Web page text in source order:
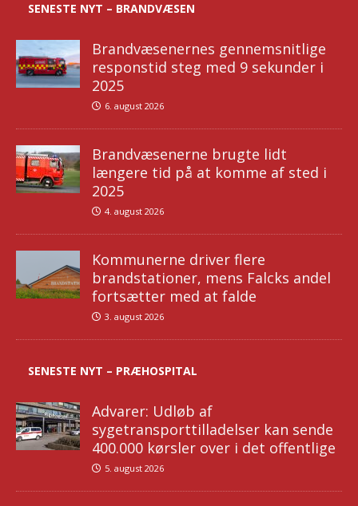
SENESTE NYT – BRANDVÆSEN
Brandvæsenernes gennemsnitlige
responstid steg med 9 sekunder i
2025
6. august 2026
Brandvæsenerne brugte lidt
længere tid på at komme af sted i
2025
4. august 2026
Kommunerne driver flere
brandstationer, mens Falcks andel
fortsætter med at falde
3. august 2026
SENESTE NYT – PRÆHOSPITAL
Advarer: Udløb af
sygetransporttilladelser kan sende
400.000 kørsler over i det offentlige
5. august 2026